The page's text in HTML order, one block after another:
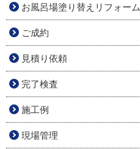
お風呂場塗り替えリフォーム
ご成約
見積り依頼
完了検査
施工例
現場管理